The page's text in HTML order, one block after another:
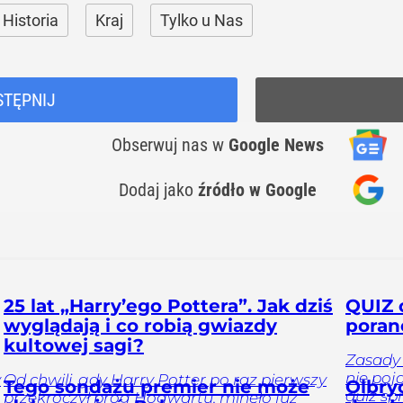
Historia Kraj Tylko u Nas
Obserwuj nas w Google News
Dodaj jako źródło w Google
25 lat „Harry’ego Pottera”. Jak dziś
wyglądają i co robią gwiazdy
kultowej sagi?
Od chwili, gdy Harry Potter po raz pierwszy
przekroczył próg Hogwartu, minęło już
QUIZ
nie
quiz
Tego sondażu premier nie może